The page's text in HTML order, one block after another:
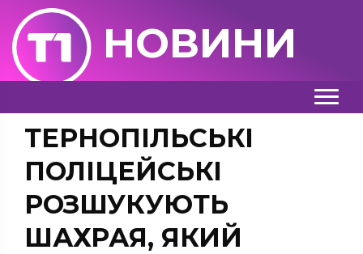
НОВИНИ
ТЕРНОПІЛЬСЬКІ
ПОЛІЦЕЙСЬКІ
РОЗШУКУЮТЬ
ШАХРАЯ, ЯКИЙ